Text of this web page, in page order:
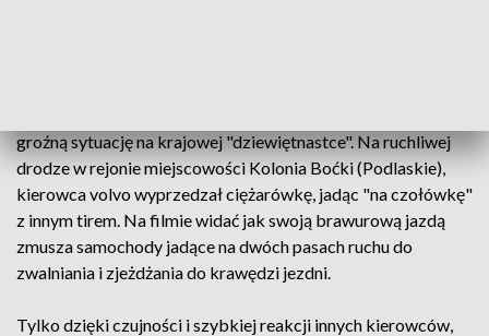
groźną sytuację na krajowej "dziewiętnastce". Na ruchliwej
drodze w rejonie miejscowości Kolonia Boćki (Podlaskie),
kierowca volvo wyprzedzał ciężarówkę, jadąc "na czołówkę"
z innym tirem. Na filmie widać jak swoją brawurową jazdą
zmusza samochody jadące na dwóch pasach ruchu do
zwalniania i zjeżdżania do krawędzi jezdni.
Tylko dzięki czujności i szybkiej reakcji innych kierowców,